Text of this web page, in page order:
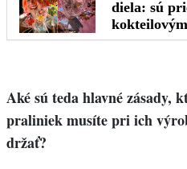
Aké sú teda hlavné zásady,
praliniek musíte pri ich
držať?